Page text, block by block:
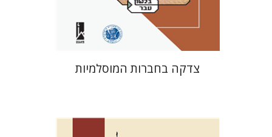
$46
$41
צדקה בחברות המוסלמיות